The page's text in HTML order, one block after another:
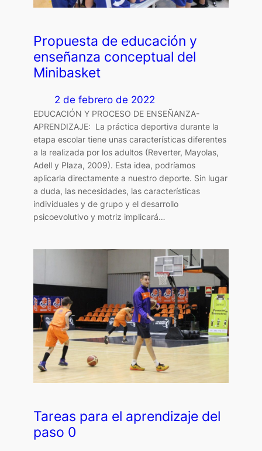
Propuesta de educación y
enseñanza conceptual del
Minibasket
2 de febrero de 2022
EDUCACIÓN Y PROCESO DE ENSEÑANZA-
APRENDIZAJE: La práctica deportiva durante la
etapa escolar tiene unas características diferentes
a la realizada por los adultos (Reverter, Mayolas,
Adell y Plaza, 2009). Esta idea, podríamos
aplicarla directamente a nuestro deporte. Sin lugar
a duda, las necesidades, las características
individuales y de grupo y el desarrollo
psicoevolutivo y motriz implicará…
Tareas para el aprendizaje del
paso 0